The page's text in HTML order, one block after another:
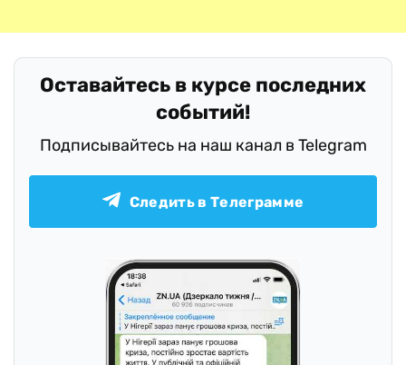
Оставайтесь в курсе последних
событий!
Подписывайтесь на наш канал в Telegram
Следить в Телеграмме